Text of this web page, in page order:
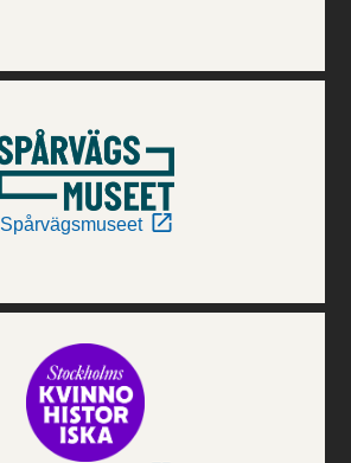
Spårvägsmuseet